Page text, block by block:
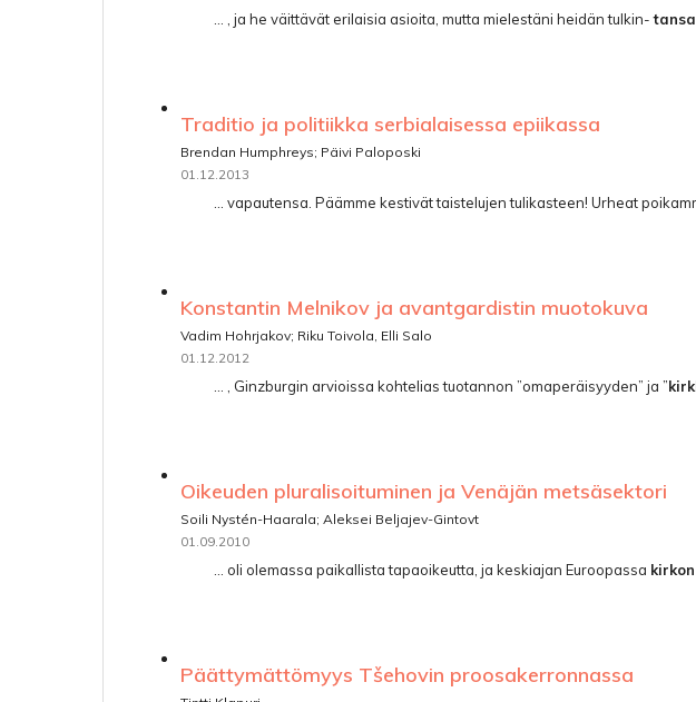
... , ja he väittävät erilaisia asioita, mutta mielestäni heidän tulkin-tansa
Traditio ja politiikka serbialaisessa epiikassa
Brendan Humphreys; Päivi Paloposki
01.12.2013
... vapautensa. Päämme kestivät taistelujen tulikasteen! Urheat
Konstantin Melnikov ja avantgardistin muotokuva
Vadim Hohrjakov; Riku Toivola, Elli Salo
01.12.2012
... , Ginzburgin arvioissa kohtelias tuotannon ”omaperäisyyden” ja ”
Oikeuden pluralisoituminen ja Venäjän metsäsektori
Soili Nystén-Haarala; Aleksei Beljajev-Gintovt
01.09.2010
... oli olemassa paikallista tapaoikeutta, ja keskiajan Euroopassa kirkon
Päättymättömyys Tšehovin proosakerronnassa